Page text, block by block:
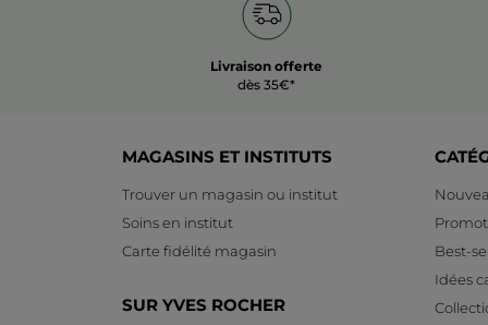
Livraison offerte
dès 35€*
MAGASINS ET INSTITUTS
Trouver un magasin ou institut
Soins en institut
Carte fidélité magasin
SUR YVES ROCHER
Best-
Idées